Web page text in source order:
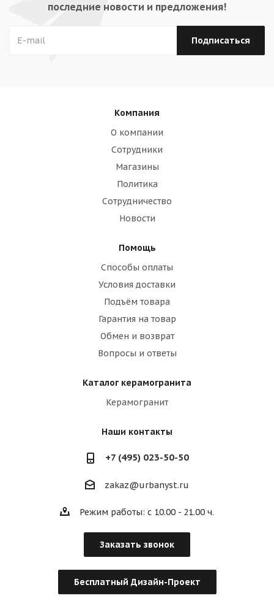
последние новости и предложения!
Компания
О компании
Сотрудники
Магазины
Политика
Сотрудничество
Новости
Помощь
Способы оплаты
Условия доставки
Подъём товара
Гарантия на товар
Обмен и возврат
Вопросы и ответы
Каталог керамогранита
Керамогранит
Наши контакты
+7 (495) 023-50-50
zakaz@urbanyst.ru
Режим работы: с 10.00 - 21.00 ч.
Заказать звонок
Бесплатный Дизайн-Проект